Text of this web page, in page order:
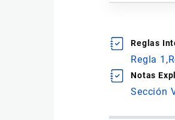
Reglas
Regla 1
Notas
Sección